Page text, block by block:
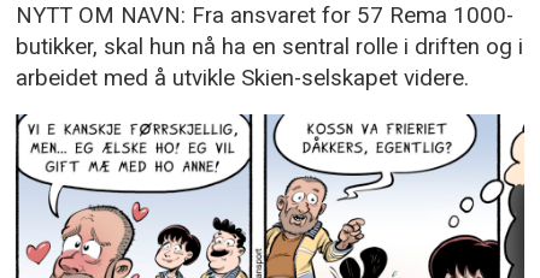
NYTT OM NAVN: Fra ansvaret for 57 Rema 1000-
butikker, skal hun nå ha en sentral rolle i driften og i
arbeidet med å utvikle Skien-selskapet videre.